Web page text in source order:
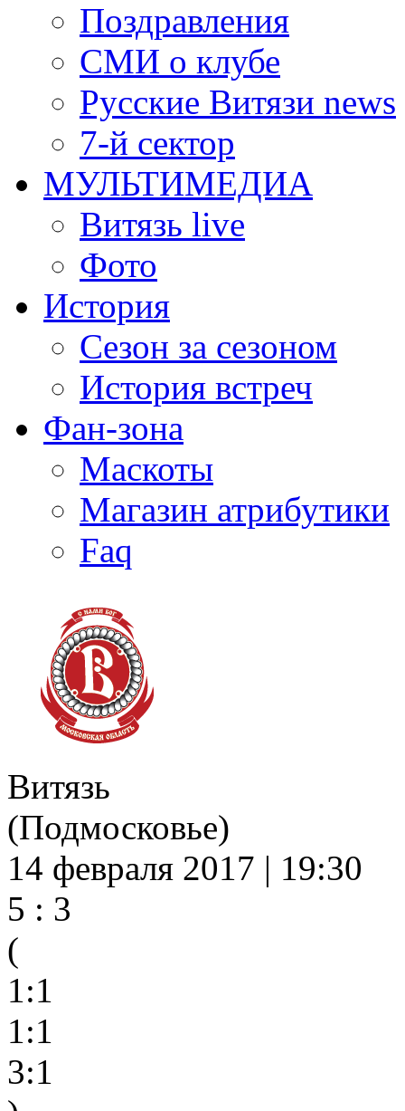
Поздравления
СМИ о клубе
Русские Витязи news
7-й сектор
МУЛЬТИМЕДИА
Витязь live
Фото
История
Сезон за сезоном
История встреч
Фан-зона
Маскоты
Магазин атрибутики
Faq
Витязь
(Подмосковье)
14 февраля 2017 | 19:30
5 : 3
(
1:1
1:1
3:1